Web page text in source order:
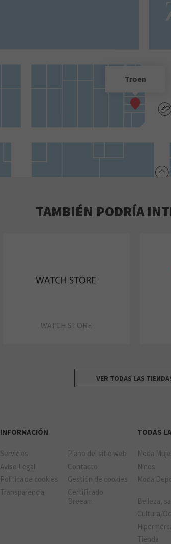
Troen
TAMBIÉN PODRÍA
WATCH STORE
VER TODAS LAS
INFORMACIÓN
Servicios
Plano del sitio web
Aviso Legal
Contacto
Política de cookies
Gestión de cookies
Transparencia
Certificado
Breeam
TODAS
Moda
Niños
Moda
Belleza,
Cultura/
Tienda